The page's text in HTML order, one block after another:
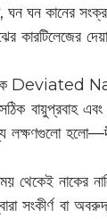
ঘন কানের
কারটিলেজের
বায়ুপ্রবাহ
থেকেই নাকের
সংকীর্ণ বা